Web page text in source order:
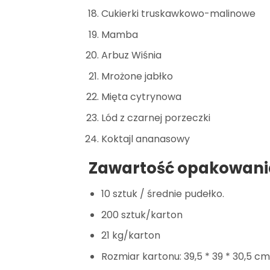
Cukierki truskawkowo-malinowe
Mamba
Arbuz Wiśnia
Mrożone jabłko
Mięta cytrynowa
Lód z czarnej porzeczki
Koktajl ananasowy
Zawartość
10 sztuk / średnie pudełko.
200 sztuk/karton
21 kg/karton
Rozmiar kartonu: 39,5 * 39 * 30,5 cm